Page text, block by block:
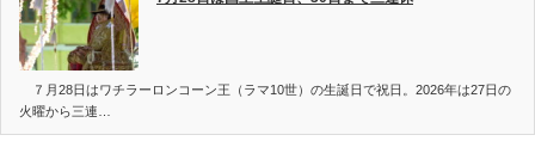
７月28日はワチラーロンコーン王（ラマ10世）の生誕日で祝日。2026年は27日の
火曜から三連…